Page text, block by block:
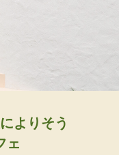
よりそう
ェ